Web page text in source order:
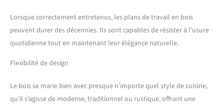
Lorsque correctement entretenus, les plans de travail en bois
peuvent durer des décennies. Ils sont capables de résister à l’usure
quotidienne tout en maintenant leur élégance naturelle.
Flexibilité de design
Le bois se marie bien avec presque n’importe quel style de cuisine,
qu’il s’agisse de moderne, traditionnel ou rustique, offrant une